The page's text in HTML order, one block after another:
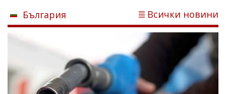
България Всички новини